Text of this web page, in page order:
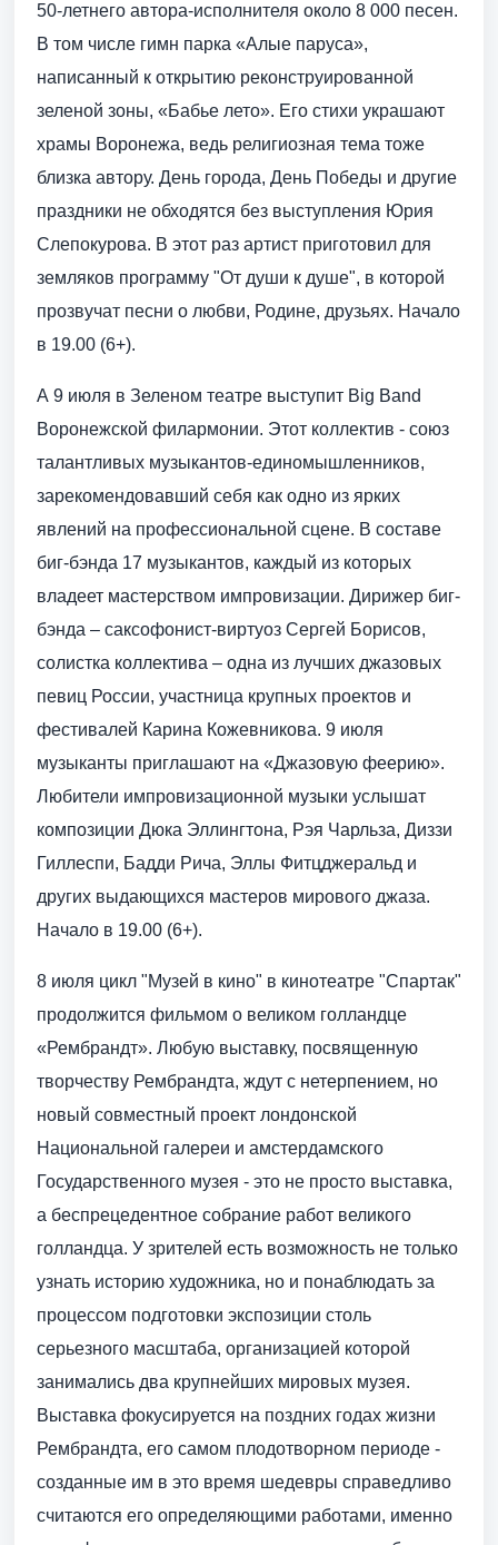
50-летнего автора-исполнителя около 8 000 песен.
В том числе гимн парка «Алые паруса»,
написанный к открытию реконструированной
зеленой зоны, «Бабье лето». Его стихи украшают
храмы Воронежа, ведь религиозная тема тоже
близка автору. День города, День Победы и другие
праздники не обходятся без выступления Юрия
Слепокурова. В этот раз артист приготовил для
земляков программу "От души к душе", в которой
прозвучат песни о любви, Родине, друзьях. Начало
в 19.00 (6+).
А 9 июля в Зеленом театре выступит Big Band
Воронежской филармонии. Этот коллектив - союз
талантливых музыкантов-единомышленников,
зарекомендовавший себя как одно из ярких
явлений на профессиональной сцене. В составе
биг-бэнда 17 музыкантов, каждый из которых
владеет мастерством импровизации. Дирижер биг-
бэнда – саксофонист-виртуоз Сергей Борисов,
солистка коллектива – одна из лучших джазовых
певиц России, участница крупных проектов и
фестивалей Карина Кожевникова. 9 июля
музыканты приглашают на «Джазовую феерию».
Любители импровизационной музыки услышат
композиции Дюка Эллингтона, Рэя Чарльза, Диззи
Гиллеспи, Бадди Рича, Эллы Фитцджеральд и
других выдающихся мастеров мирового джаза.
Начало в 19.00 (6+).
8 июля цикл "Музей в кино" в кинотеатре "Спартак"
продолжится фильмом о великом голландце
«Рембрандт». Любую выставку, посвященную
творчеству Рембрандта, ждут с нетерпением, но
новый совместный проект лондонской
Национальной галереи и амстердамского
Государственного музея - это не просто выставка,
а беспрецедентное собрание работ великого
голландца. У зрителей есть возможность не только
узнать историю художника, но и понаблюдать за
процессом подготовки экспозиции столь
серьезного масштаба, организацией которой
занимались два крупнейших мировых музея.
Выставка фокусируется на поздних годах жизни
Рембрандта, его самом плодотворном периоде -
созданные им в это время шедевры справедливо
считаются его определяющими работами, именно